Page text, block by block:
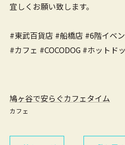
宜しくお願い致します。
#東武百貨店 #船橋店 #6階イベ
#カフェ #COCODOG #ホットド
鳩ヶ谷で安らぐカフェタイム
カフェ